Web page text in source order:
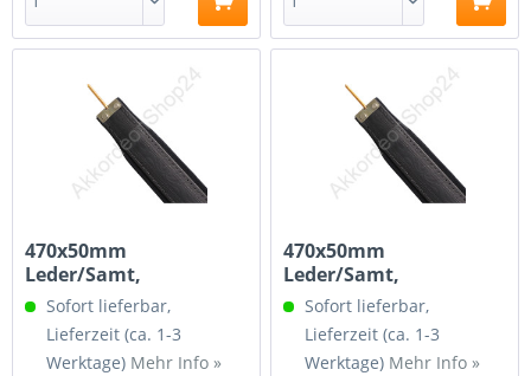
470x50mm
Leder/Samt,
Spindelgewinde 3/16
Sofort lieferbar,
Lieferzeit (ca. 1-3
Werktage) Mehr Info »
470x50mm
Leder/Samt,
Spindelgewinde M4
Sofort lieferbar,
Lieferzeit (ca. 1-3
Werktage) Mehr Info »